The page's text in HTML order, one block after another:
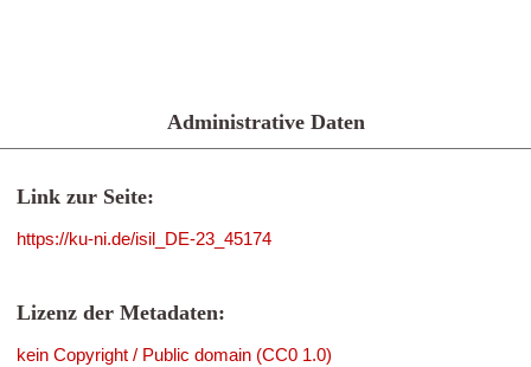
Administrative Daten
Link zur Seite:
https://ku-ni.de/isil_DE-23_45174
Lizenz der Metadaten:
kein Copyright / Public domain (CC0 1.0)